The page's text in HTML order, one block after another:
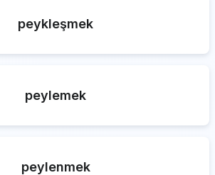
peykleşmek
peylemek
peylenmek